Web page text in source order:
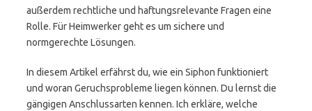
außerdem rechtliche und haftungsrelevante Fragen eine
Rolle. Für Heimwerker geht es um sichere und
normgerechte Lösungen.
In diesem Artikel erfährst du, wie ein Siphon funktioniert
und woran Geruchsprobleme liegen können. Du lernst die
gängigen Anschlussarten kennen. Ich erkläre, welche